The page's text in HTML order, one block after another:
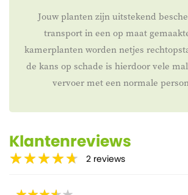
Jouw planten zijn uitstekend
transport in een op maat
kamerplanten worden netjes
de kans op schade is hierdoor vele
vervoer met een normale
Klantenreviews
2 reviews